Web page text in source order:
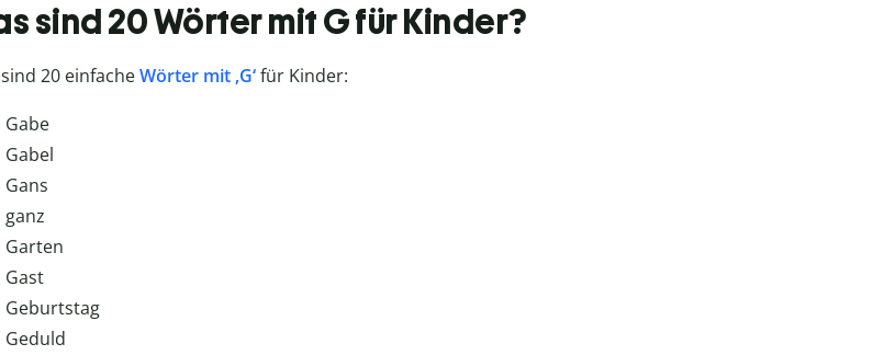
sind 20 Wörter mit G für Kinder?
20 einfacheWörter mit ‚G‘für Kinder:
Gabe
Gabel
Gans
ganz
Garten
Gast
Geburtstag
Geduld